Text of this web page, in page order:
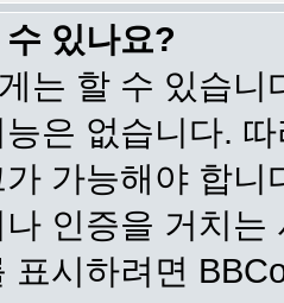
있나요?
는 할 수 있습
은 없습니다.
가능해야 합
인증을 거치
표시하려면